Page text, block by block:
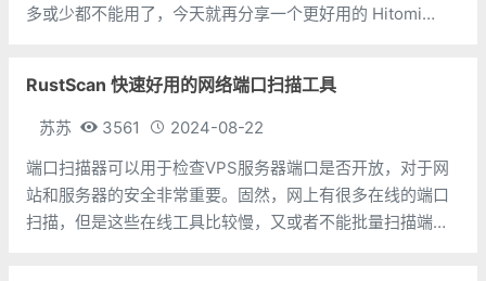
多或少都不能用了，今天就再分享一个更好用的 Hitomi
RustScan 快速好用的网络端口扫描工具
苏苏 3561
2024-08-22
端口扫描器可以用于检查VPS服务器端口是否开放，对于网
站和服务器的安全非常重要。固然，网上有很多在线的端口
扫描，但是这些在线工具比较慢，又或者不能批量扫描端